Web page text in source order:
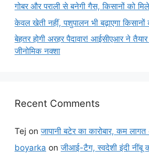
गोबर और पराली से बनेगी गैस, किसानों को
केवल खेती नहीं, पशुपालन भी बढ़ाएगा
बेहतर होगी अरहर पैदावार! आईसीएआर ने तैयार
जीनोमिक नक्शा
Recent Comments
Tej onजापानी बटेर का कारोबार, कम
boyarka onजीआई-टैग, स्वदेशी इंदी नींबू